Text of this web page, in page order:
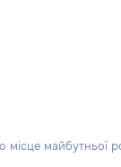
місце майбутньої